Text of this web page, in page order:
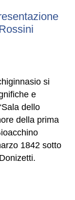
si
e
dello
della prima
1842 sotto